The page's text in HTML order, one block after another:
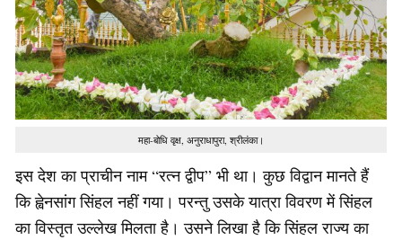
महा-बोधि वृक्ष, अनुराधापुरा, श्रीलंका।
इस देश का प्राचीन नाम “रत्न द्वीप” भी था। कुछ विद्वान मानते हैं
कि ह्वेनसांग सिंहल नहीं गया। परन्तु उसके यात्रा विवरण में सिंहल
का विस्तृत उल्लेख मिलता है। उसने लिखा है कि सिंहल राज्य का